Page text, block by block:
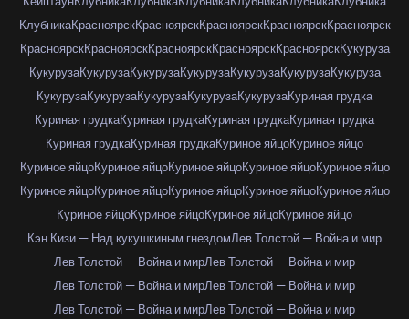
КлубникаКрасноярскКрасноярскКрасноярскКрасноярскКрасноярск
КрасноярскКрасноярскКрасноярскКрасноярскКрасноярскКукуруза
КукурузаКукурузаКукурузаКукурузаКукурузаКукурузаКукуруза
КукурузаКукурузаКукурузаКукурузаКукурузаКуриная грудка
Куриная грудкаКуриная грудкаКуриная грудкаКуриная грудка
Куриная грудкаКуриная грудкаКуриное яйцоКуриное яйцо
Куриное яйцоКуриное яйцоКуриное яйцоКуриное яйцоКуриное яйцо
Куриное яйцоКуриное яйцоКуриное яйцоКуриное яйцоКуриное яйцо
Куриное яйцоКуриное яйцоКуриное яйцоКуриное яйцо
Кэн Кизи — Над кукушкиным гнездомЛев Толстой — Война и мир
Лев Толстой — Война и мирЛев Толстой — Война и мир
Лев Толстой — Война и мирЛев Толстой — Война и мир
Лев Толстой — Война и мирЛев Толстой — Война и мир